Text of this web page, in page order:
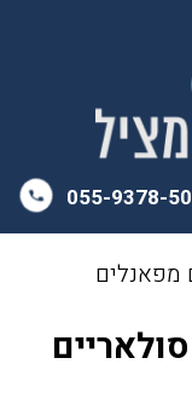
055-9378-
מפאנלים